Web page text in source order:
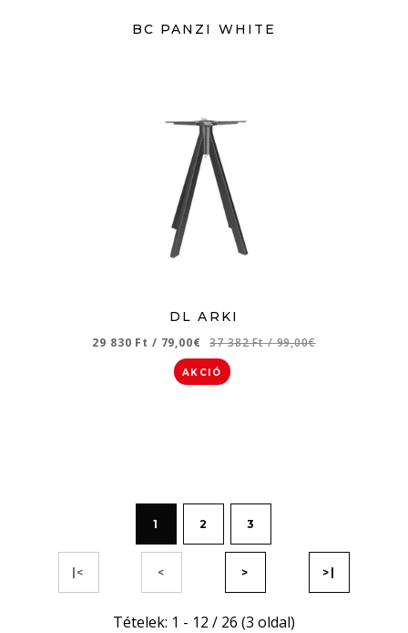
BC PANZI WHITE
DL ARKI
29 830 Ft / 79,00€ 37 382 Ft/ 99,00€
AKCIÓ
|< <
1 2 3
> >|
Tételek: 1 - 12 / 26 (3 oldal)